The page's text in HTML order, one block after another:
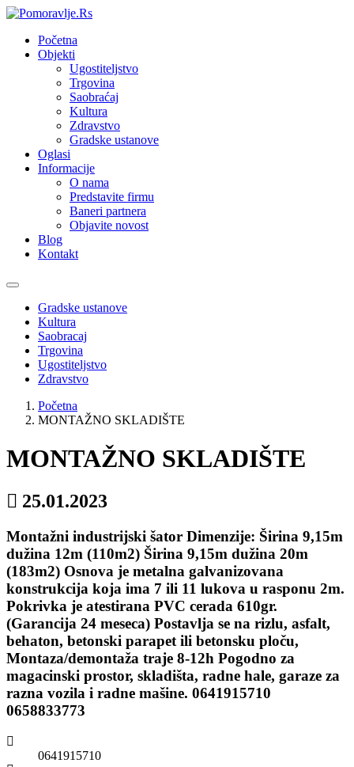
Početna
Objekti
Ugostiteljstvo
Trgovina
Saobraćaj
Kultura
Zdravstvo
Gradske ustanove
Oglasi
Informacije
O nama
Predstavite firmu
Baneri partnera
Objavite novost
Blog
Kontakt
Toggle
navigationGradske ustanove
Kultura
Saobracaj
Trgovina
Ugostiteljstvo
Zdravstvo
Početna
MONTAŽNO SKLADIŠTE
MONTAŽNO SKLADIŠTE
25.01.2023
Montažni industrijski šator Dimenzije: Širina 9,15m
dužina 12m (110m2) Širina 9,15m dužina 20m
(183m2) Osnova je metalna galvanizovana
konstrukcija koja ima 7 ili 11 lukova u rasponu 2m.
Pokrivka je atestirana PVC cerada 610gr.
(Garancija 24 meseca) Postavlja se na rizlu, asfalt,
behaton, betonski parapet ili betonsku ploču,
Montaza/demontaža traje 8-12h Pogodno za
magacinski prostor, skladišta, radne hale, garaze za
razna vozila i radne mašine. 0641915710
0658833773
0641915710